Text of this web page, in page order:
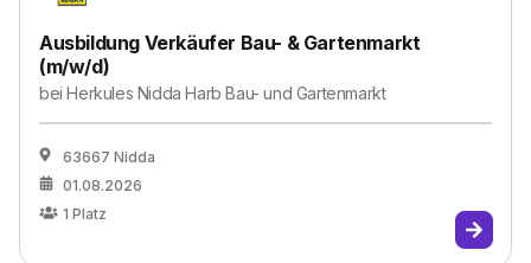
Ausbildung Verkäufer Bau- & Gartenmarkt
(m/w/d)
beiHerkules Nidda Harb Bau- und Gartenmarkt
63667 Nidda
01.08.2026
1 Platz